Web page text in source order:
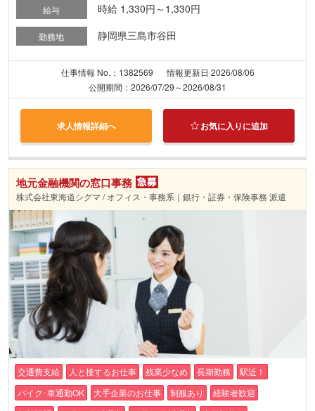
給与 時給 1,330円～1,330円
勤務地 静岡県三島市谷田
仕事情報 No.：1382569
情報更新日 2026/08/06
公開期間：2026/07/29～2026/08/31
求人情報詳細へ お気に入りに追加
地元金融機関の窓口事務
株式会社東海道シグマ / オフィス・事務系｜銀行・証券・保険事務 派遣
交通費支給 人と接するお仕事 残業少なめ 長期勤務
駅近！
バイク･車通勤OK
大手企業のお仕事 制服あり
経験者歓迎